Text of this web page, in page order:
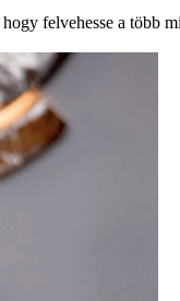
felvehesse a